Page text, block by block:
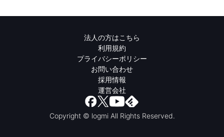
法人の方はこちら
利用規約
プライバシーポリシー
お問い合わせ
採用情報
運営会社
Copyright © logmi All Rights Reserved.